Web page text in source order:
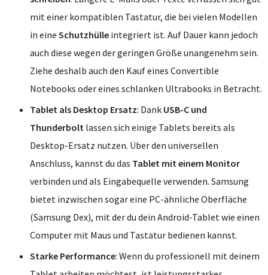
mit einer kompatiblen Tastatur, die bei vielen Modellen
in eine Schutzhülle integriert ist. Auf Dauer kann jedoch
auch diese wegen der geringen Größe unangenehm sein.
Ziehe deshalb auch den Kauf eines Convertible
Notebooks oder eines schlanken Ultrabooks in Betracht.
Tablet als Desktop Ersatz: Dank USB-C und
Thunderbolt lassen sich einige Tablets bereits als
Desktop-Ersatz nutzen. Über den universellen
Anschluss, kannst du das Tablet mit einem Monitor
verbinden und als Eingabequelle verwenden. Samsung
bietet inzwischen sogar eine PC-ähnliche Oberfläche
(Samsung Dex), mit der du dein Android-Tablet wie einen
Computer mit Maus und Tastatur bedienen kannst.
Starke Performance: Wenn du professionell mit deinem